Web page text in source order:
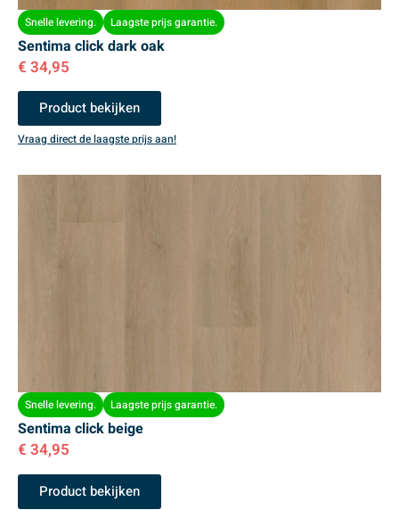
Snelle levering. Laagste prijs garantie.
Sentima click dark oak
€ 34,95
Product bekijken
Vraag direct de laagste prijs aan!
Snelle levering. Laagste prijs garantie.
Sentima click beige
€ 34,95
Product bekijken